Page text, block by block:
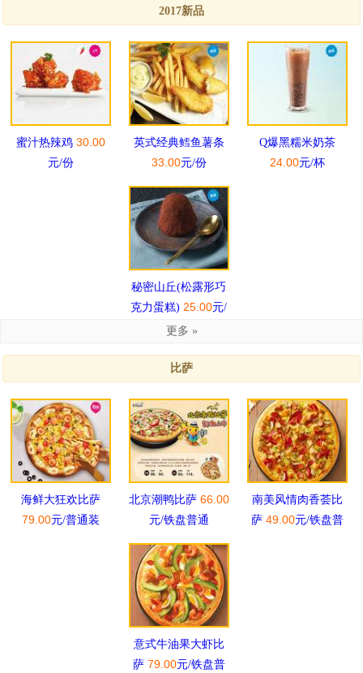
2017新品
蜜汁热辣鸡 30.00
元/份
英式经典鳕鱼薯条
33.00元/份
Q爆黑糯米奶茶
24.00元/杯
秘密山丘(松露形巧
克力蛋糕) 25.00元/
份
更多 »
比萨
海鲜大狂欢比萨
79.00元/普通装
北京潮鸭比萨 66.00
元/铁盘普通
南美风情肉香荟比
萨 49.00元/铁盘普
意式牛油果大虾比
萨 79.00元/铁盘普